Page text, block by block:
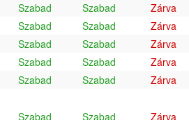
Szabad Szabad
Zárva
Szabad Szabad
Zárva
Szabad Szabad
Zárva
Szabad Szabad
Zárva
Szabad Szabad
Zárva
Szabad Szabad Zárva